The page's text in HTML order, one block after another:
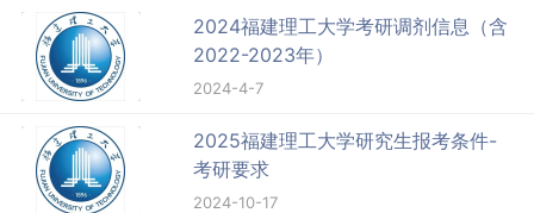
2024福建理工大学考研调剂信息（含
2022-2023年）
2024-4-7
2025福建理工大学研究生报考条件-
考研要求
2024-10-17